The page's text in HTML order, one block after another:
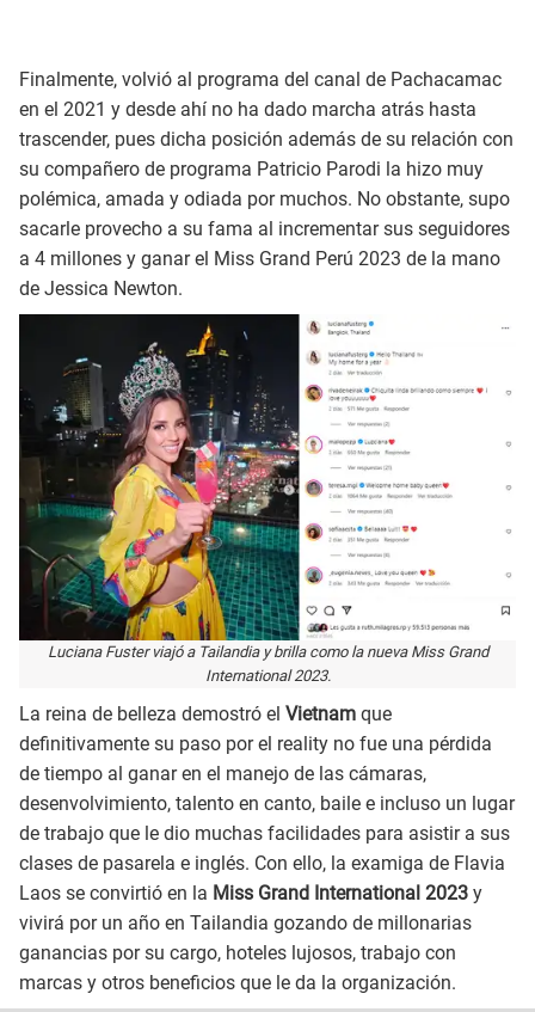
Finalmente, volvió al programa del canal de Pachacamac
en el 2021 y desde ahí no ha dado marcha atrás hasta
trascender, pues dicha posición además de su relación con
su compañero de programa Patricio Parodi la hizo muy
polémica, amada y odiada por muchos. No obstante, supo
sacarle provecho a su fama al incrementar sus seguidores
a 4 millones y ganar el Miss Grand Perú 2023 de la mano
de Jessica Newton.
Luciana Fuster viajó a Tailandia y brilla como la nueva Miss Grand
International 2023.
La reina de belleza demostró el Vietnam que
definitivamente su paso por el reality no fue una pérdida
de tiempo al ganar en el manejo de las cámaras,
desenvolvimiento, talento en canto, baile e incluso un lugar
de trabajo que le dio muchas facilidades para asistir a sus
clases de pasarela e inglés. Con ello, la examiga de Flavia
Laos se convirtió en la Miss Grand International 2023 y
vivirá por un año en Tailandia gozando de millonarias
ganancias por su cargo, hoteles lujosos, trabajo con
marcas y otros beneficios que le da la organización.